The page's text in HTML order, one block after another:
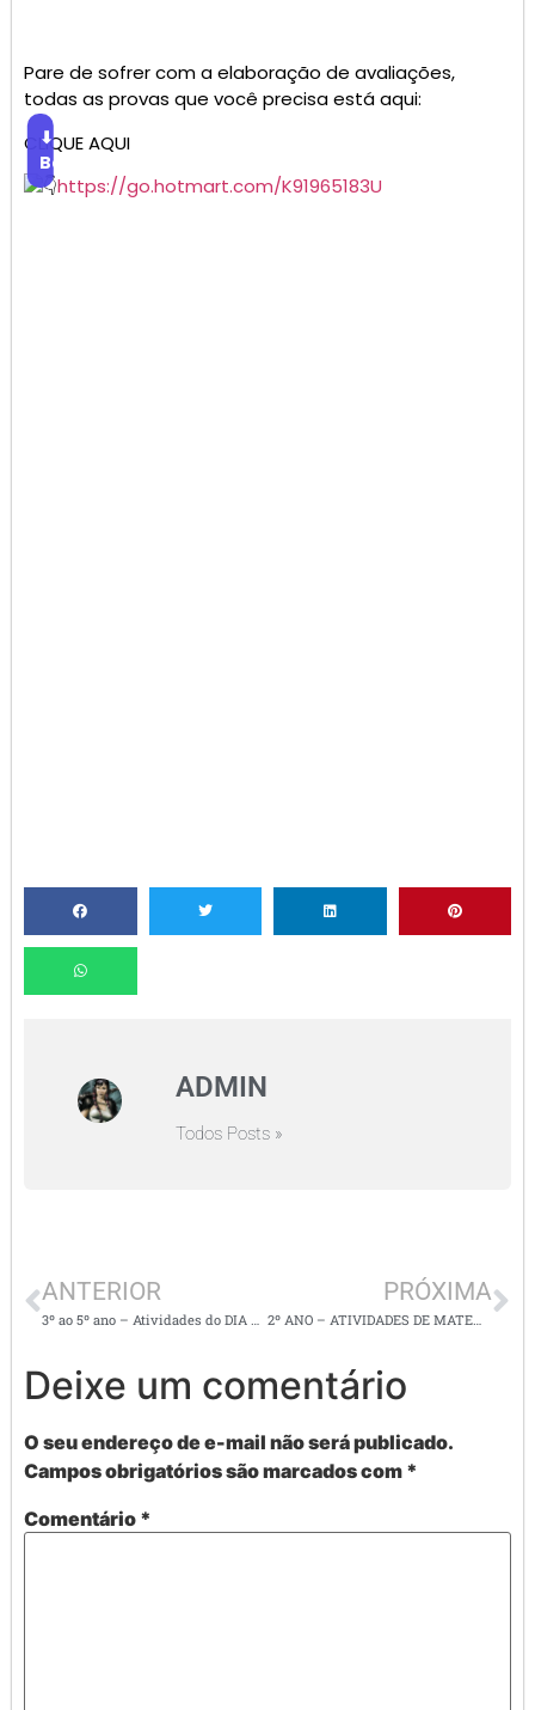
Pare de sofrer com a elaboração de avaliações,
todas as provas que você precisa está aqui:
CLIQUE AQUI
⬇
Baixar
https://go.hotmart.com/K91965183U
ADMIN
Todos Posts »
ANTERIOR
3º ao 5º ano – Atividades do DIA DA CONSCIÊNCIA NEGRA
PRÓXIMA
2º ANO – ATIVIDADES DE MATEMÁTICA – MEDIDAS DE CAPACIDADE E MASSA
Deixe um comentário
O seu endereço de e-mail não será publicado.
Campos obrigatórios são marcados com *
Comentário *